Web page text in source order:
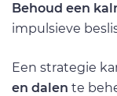
Behoud een
impulsieve
Een strategie
en dalen te